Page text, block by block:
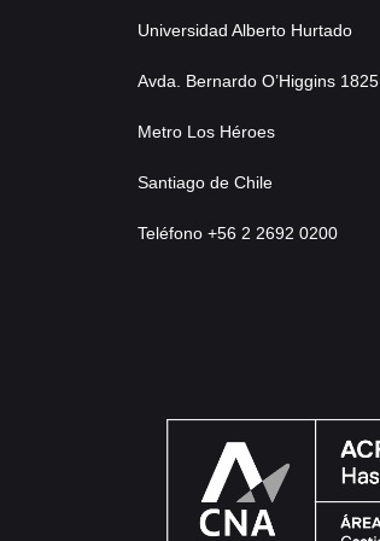
Universidad Alberto Hurtado
Avda. Bernardo O’Higgins 1825
Metro Los Héroes
Santiago de Chile
Teléfono +56 2 2692 0200